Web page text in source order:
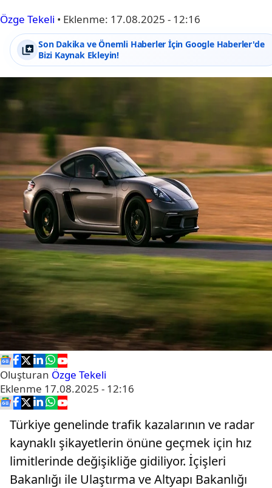
Özge Tekeli • Eklenme: 17.08.2025 - 12:16
Son Dakika ve Önemli Haberler İçin Google Haberler'de
Bizi Kaynak Ekleyin!
Oluşturan Özge Tekeli
Eklenme 17.08.2025 - 12:16
Türkiye genelinde trafik kazalarının ve radar
kaynaklı şikayetlerin önüne geçmek için hız
limitlerinde değişikliğe gidiliyor. İçişleri
Bakanlığı ile Ulaştırma ve Altyapı Bakanlığı